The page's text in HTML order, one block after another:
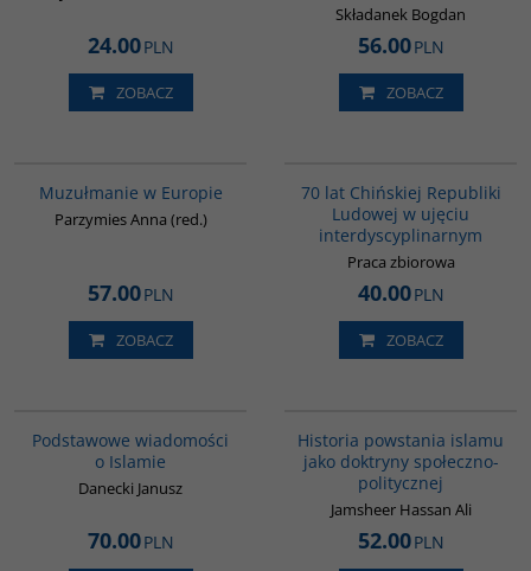
24.00PLN
ZOBACZ
Składanek Bogdan
56.00PLN
ZOBACZ
Muzułmanie w Europie
Parzymies Anna (red.)
57.00PLN
ZOBACZ
70 lat Chińskiej Republiki
Ludowej w ujęciu
interdyscyplinarnym
Praca zbiorowa
40.00PLN
ZOBACZ
Podstawowe wiadomości
o Islamie
Danecki Janusz
70.00PLN
Historia powstania islamu
jako doktryny społeczno-
politycznej
Jamsheer Hassan Ali
52.00PLN